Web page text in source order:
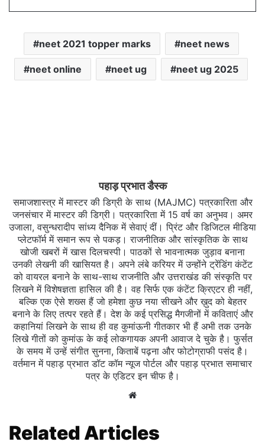
neet 2021 topper marks neet news
neet online neet ug neet ug 2025
पहाड़ प्रभात डैस्क
समाजशास्त्र में मास्टर की डिग्री के साथ (MAJMC) पत्रकारिता और
जनसंचार में मास्टर की डिग्री। पत्रकारिता में 15 वर्ष का अनुभव। अमर
उजाला, वसुन्धरादीप सांध्य दैनिक में सेवाएं दीं। प्रिंट और डिजिटल मीडिया
प्लेटफॉर्म में समान रूप से पकड़। राजनीतिक और सांस्कृतिक के साथ
खोजी खबरों में खास दिलचस्‍पी। पाठकों से भावनात्मक जुड़ाव बनाना
उनकी लेखनी की खासियत है। अपने लंबे करियर में उन्होंने ट्रेंडिंग कंटेंट
को वायरल बनाने के साथ-साथ राजनीति और उत्तराखंड की संस्कृति पर
लिखने में विशेषज्ञता हासिल की है। वह सिर्फ एक कंटेंट क्रिएटर ही नहीं,
बल्कि एक ऐसे शख्स हैं जो हमेशा कुछ नया सीखने और ख़ुद को बेहतर
बनाने के लिए तत्पर रहते हैं। देश के कई प्रसिद्ध मैगजीनों में कविताएं और
कहानियां लिखने के साथ ही वह कुमांऊनी गीतकार भी हैं अभी तक उनके
लिखे गीतों को कुमांऊ के कई लोकगायक अपनी आवाज दे चुके है। फुर्सत
के समय में उन्हें संगीत सुनना, किताबें पढ़ना और फोटोग्राफी पसंद है।
वर्तमान में पहाड़ प्रभात डॉट कॉम न्यूज पोर्टल और पहाड़ प्रभात समाचार
पत्र के एडिटर इन चीफ है।
Website
Related Articles